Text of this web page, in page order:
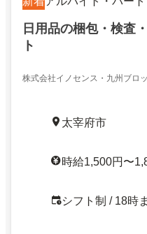
日用品の梱包・検査
ト
株式会社イノセンス・九州ブロ
太宰府市
時給1,500円〜
シフト制 / 18時